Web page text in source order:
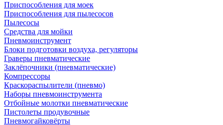
Приспособления для моек
Приспособления для пылесосов
Пылесосы
Средства для мойки
Пневмоинструмент
Блоки подготовки воздуха, регуляторы
Граверы пневматические
Заклёпочники (пневматические)
Компрессоры
Краскораспылители (пневмо)
Наборы пневмоинструмента
Отбойные молотки пневматические
Пистолеты продувочные
Пневмогайковёрты